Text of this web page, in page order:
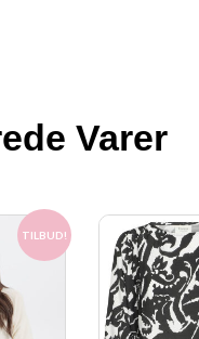
Varer
TILBUD!
Den
aktuelle
pris
Den
pris
var: